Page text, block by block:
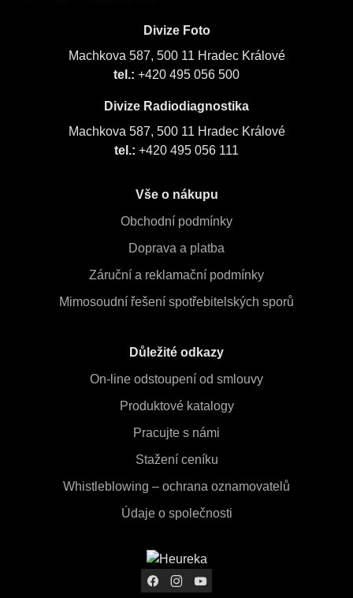
Divize Foto
Machkova 587, 500 11 Hradec Králové
tel.: +420 495 056 500
Divize Radiodiagnostika
Machkova 587, 500 11 Hradec Králové
tel.: +420 495 056 111
Vše o nákupu
Obchodní podmínky
Doprava a platba
Záruční a reklamační podmínky
Mimosoudní řešení spotřebitelských sporů
Důležité odkazy
On-line odstoupení od smlouvy
Produktové katalogy
Pracujte s námi
Stažení ceníku
Whistleblowing – ochrana oznamovatelů
Údaje o společnosti